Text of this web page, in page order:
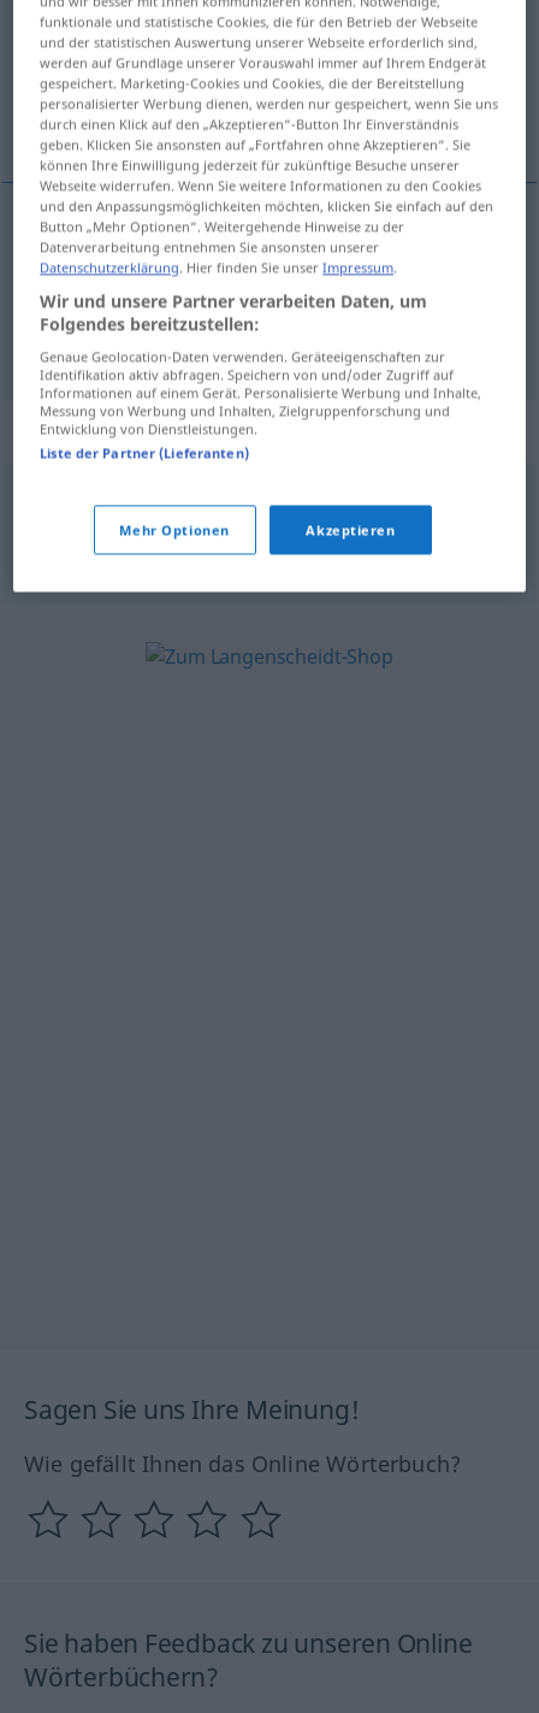
Übersicht aller Übersetzungen
(Für mehr Details die Übersetzung anklicken/antippen)
de dos en dos, a pares, por parejas
dedosendos, a pares paarweise
por parejas paarweise
Synonyme für "paarweise"
unzertrennlich,doppelt,(immer) zusammen
Sagen Sie uns Ihre Meinung!
Wie gefällt Ihnen das Online Wörterbuch?
Sie haben Feedback zu unseren Online
Wörterbüchern?
funktionale und statistische Cookies, die für den Betrieb der Webseite
und der statistischen Auswertung unserer Webseite erforderlich sind,
werden auf Grundlage unserer Vorauswahl immer auf Ihrem Endgerät
gespeichert. Marketing-Cookies und Cookies, die der Bereitstellung
personalisierter Werbung dienen, werden nur gespeichert, wenn Sie uns
durch einen Klick auf den „Akzeptieren“-Button Ihr Einverständnis
geben. Klicken Sie ansonsten auf „Fortfahren ohne Akzeptieren“. Sie
können Ihre Einwilligung jederzeit für zukünftige Besuche unserer
Webseite widerrufen. Wenn Sie weitere Informationen zu den Cookies
und den Anpassungsmöglichkeiten möchten, klicken Sie einfach auf den
Button „Mehr Optionen“. Weitergehende Hinweise zu der
Datenverarbeitung entnehmen Sie ansonsten unserer
Datenschutzerklärung. Hier finden Sie unserImpressum.
Wir und unsere Partner verarbeiten Daten, um
Folgendes bereitzustellen:
Genaue Geolocation-Daten verwenden. Geräteeigenschaften zur
Identifikation aktiv abfragen. Speichern von und/oder Zugriff auf
Informationen auf einem Gerät. Personalisierte Werbung und Inhalte,
Messung von Werbung und Inhalten, Zielgruppenforschung und
Entwicklung von Dienstleistungen.
Liste der Partner (Lieferanten)
Mehr Optionen Akzeptieren